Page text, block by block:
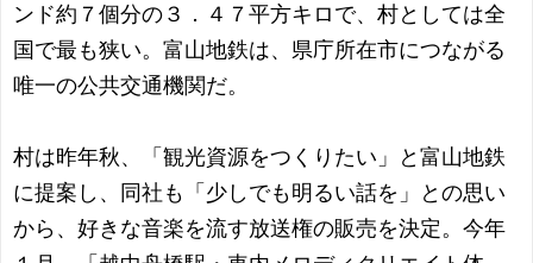
ンド約７個分の３．４７平方キロで、村としては全
国で最も狭い。富山地鉄は、県庁所在市につながる
唯一の公共交通機関だ。
村は昨年秋、「観光資源をつくりたい」と富山地鉄
に提案し、同社も「少しでも明るい話を」との思い
から、好きな音楽を流す放送権の販売を決定。今年